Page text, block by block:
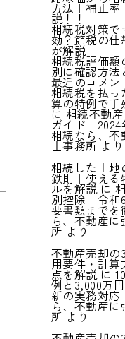
方法｜補正率
説！！
相続税対策で
効？節税の仕
が解説
相続税評価額
別に確認方法
最近のコメン
相続税を払っ
算の特例で手
に 相続不動
ガイド｜
相続なら、不
士事務所 より
相続した土地
鉄則｜使える
ルを解説に
別控除｜令和
要書類までを
ら、不動産
所より
不動産売却の
用要件・計
点を解説に
例と3,000万
新の実務対応
ら、不動産
所より